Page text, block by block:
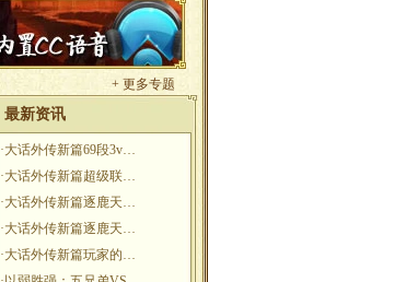
+ 更多专题
最新资讯
·大话外传新篇69段3v…
·大话外传新篇超级联…
·大话外传新篇逐鹿天…
·大话外传新篇逐鹿天…
·大话外传新篇玩家的…